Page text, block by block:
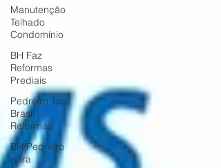
Manutenção
Telhado
Condomínio
BH Faz
Reformas
Prediais
Pedreiro Top
Brasil
Reformas
BH Pedreiro
para